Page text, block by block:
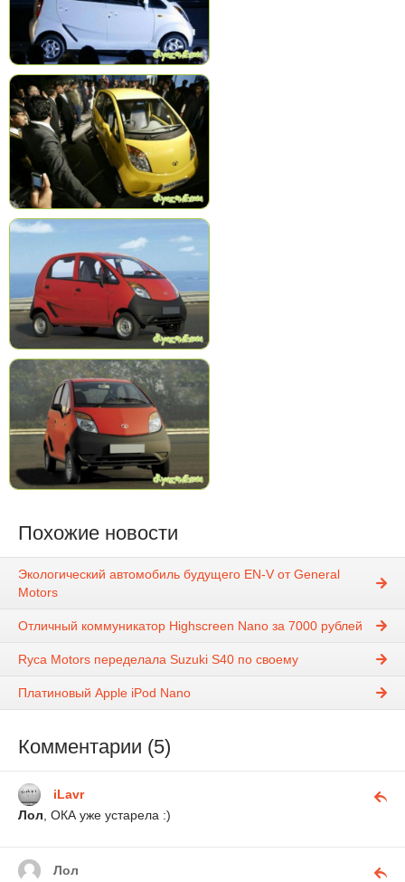
Похожие новости
Экологический автомобиль будущего EN-V от General
Motors
Отличный коммуникатор Highscreen Nano за 7000 рублей
Ryca Motors переделала Suzuki S40 по своему
Платиновый Apple iPod Nano
Комментарии (5)
iLavr
Лол , ОКА уже устарела :)
Лол